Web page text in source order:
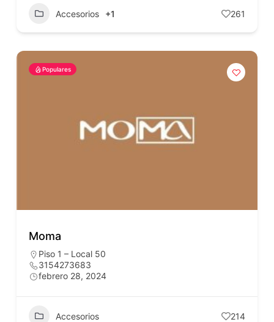
Accesorios +1 261
Populares
Moma
Piso 1 – Local 50
3154273683
febrero 28, 2024
Accesorios 214